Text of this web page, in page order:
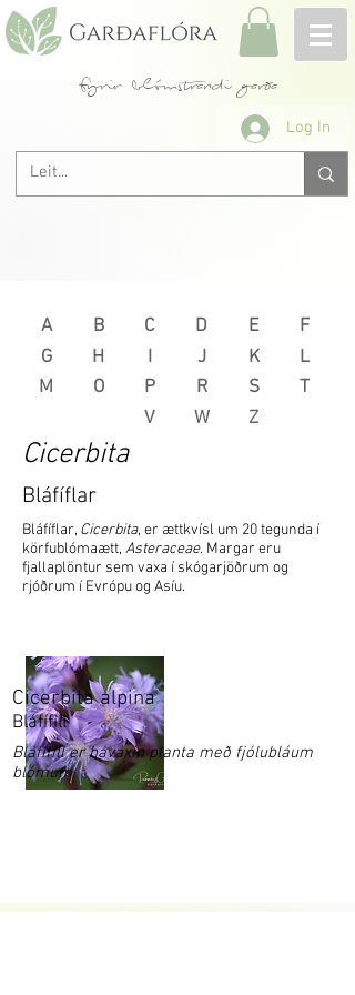
fyrir blómstrandi garða
Log In
A B C D E
F
G
M
H
I
O
P
J
R
K
L
S
T
V
W Z
Cicerbita
Bláfíflar
Bláfíflar, Cicerbita, er ættkvísl um 20 tegunda í
körfublómaætt, Asteraceae. Margar eru
fjallaplöntur sem vaxa í skógarjöðrum og
rjóðrum í Evrópu og Asíu.
Bláfífill
Cicerbita alpina
Bláfífill er hávaxin planta með fjólubláum
blómum.